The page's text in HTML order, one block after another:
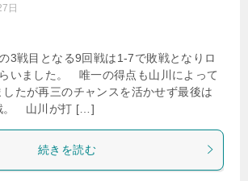
日
3戦目となる9回戦は1-7で敗戦となりロ
いました。 唯一の得点も山川によって
したが再三のチャンスを活かせず最後は
。 山川が打 […]
続きを読む